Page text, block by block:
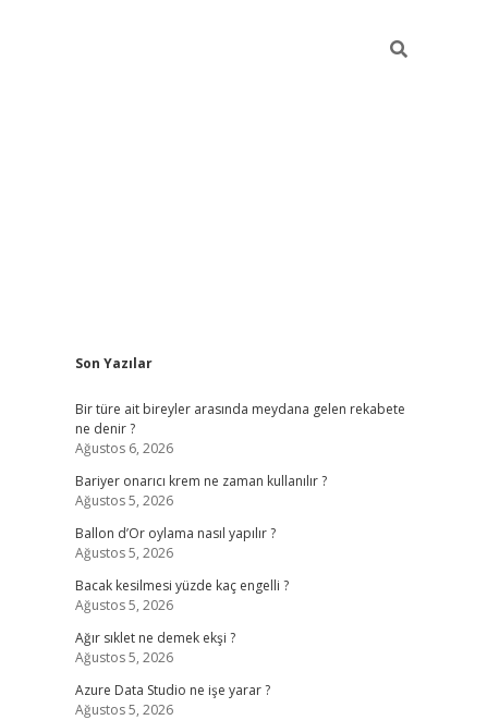
Sidebar
Son Yazılar
Bir türe ait bireyler arasında meydana gelen rekabete
ne denir ?
Ağustos 6, 2026
Bariyer onarıcı krem ne zaman kullanılır ?
Ağustos 5, 2026
Ballon d’Or oylama nasıl yapılır ?
Ağustos 5, 2026
Bacak kesilmesi yüzde kaç engelli ?
Ağustos 5, 2026
Ağır sıklet ne demek ekşi ?
Ağustos 5, 2026
Azure Data Studio ne işe yarar ?
Ağustos 5, 2026